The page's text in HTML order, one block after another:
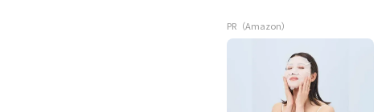
PR（Amazon）